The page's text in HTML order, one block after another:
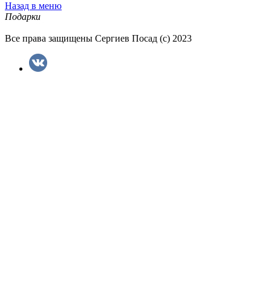
Назад в меню
Подарки
Все права защищены Сергиев Посад (с) 2023